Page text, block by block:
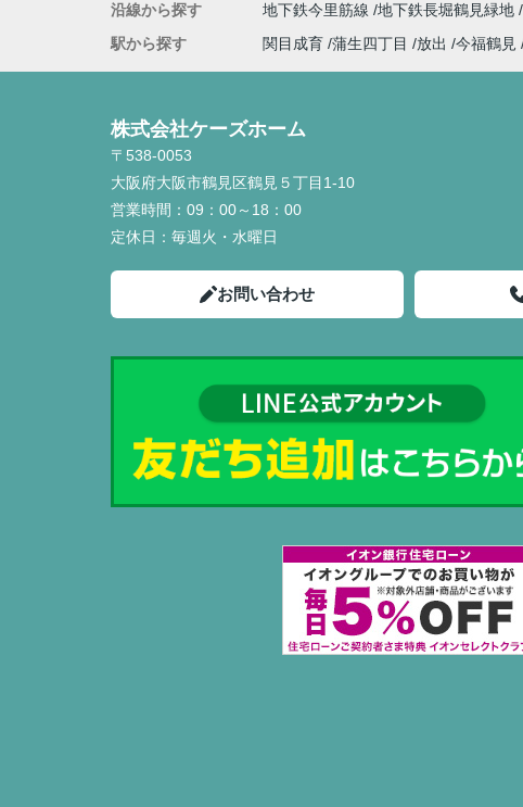
沿線から探す
地下鉄今里筋線 地下鉄長堀鶴見緑地
駅から探す
関目成育 蒲生四丁目 放出 今福鶴見
株式会社ケーズホーム
〒538-0053
大阪府大阪市鶴見区鶴見５丁目1-10
営業時間： 09：00～18：00
定休日： 毎週火・水曜日
お問い合わせ